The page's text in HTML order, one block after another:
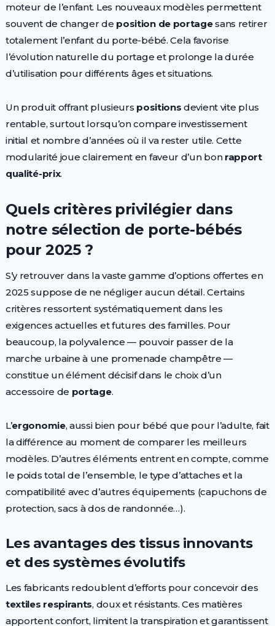
moteur de l’enfant. Les nouveaux modèles permettent
souvent de changer de position de portagesans retirer
totalement l’enfant du porte-bébé. Cela favorise
l’évolution naturelle du portage et prolonge la durée
d’utilisation pour différents âges et situations.
Un produit offrant plusieurs positions devient vite plus
rentable, surtout lorsqu’on compare investissement
initial et nombre d’années où il va rester utile. Cette
modularité joue clairement en faveur d’un bon rapport
qualité-prix.
Quels critères privilégier dans
notre sélection de porte-bébés
pour 2025 ?
S’y retrouver dans la vaste gamme d’options offertes en
2025 suppose de ne négliger aucun détail. Certains
critères ressortent systématiquement dans les
exigences actuelles et futures des familles. Pour
beaucoup, la polyvalence — pouvoir passer de la
marche urbaine à une promenade champêtre —
constitue un élément décisif dans le choix d’un
accessoire de portage.
L’ergonomie, aussi bien pour bébé que pour l’adulte, fait
la différence au moment de comparer les meilleurs
modèles. D’autres éléments entrent en compte, comme
le poids total de l’ensemble, le type d’attaches et la
compatibilité avec d’autres équipements (capuchons de
protection, sacs à dos de randonnée…).
Les avantages des tissus innovants
et des systèmes évolutifs
Les fabricants redoublent d’efforts pour concevoir des
textiles respirants, doux et résistants. Ces matières
apportent confort, limitent la transpiration et garantissent